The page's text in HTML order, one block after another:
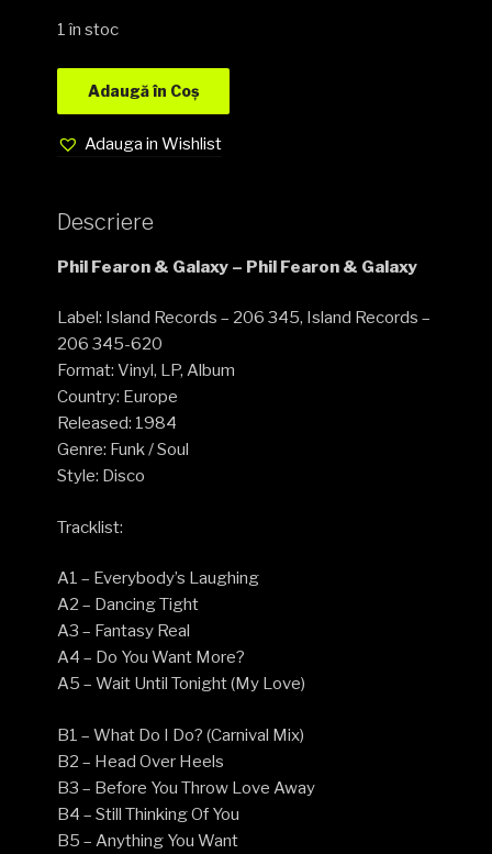
1 în stoc
Adaugă în Coș
Adauga in Wishlist
Descriere
Phil Fearon & Galaxy – Phil Fearon & Galaxy
Label: Island Records ‎– 206 345, Island Records ‎–
206 345-620
Format: Vinyl, LP, Album
Country: Europe
Released: 1984
Genre: Funk / Soul
Style: Disco
Tracklist:
A1 – Everybody’s Laughing
A2 – Dancing Tight
A3 – Fantasy Real
A4 – Do You Want More?
A5 – Wait Until Tonight (My Love)
B1 – What Do I Do? (Carnival Mix)
B2 – Head Over Heels
B3 – Before You Throw Love Away
B4 – Still Thinking Of You
B5 – Anything You Want